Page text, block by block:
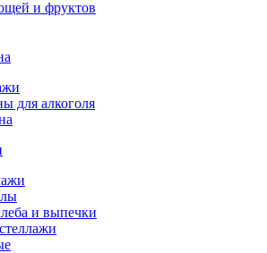
и фруктов
для алкоголя
и выпечки